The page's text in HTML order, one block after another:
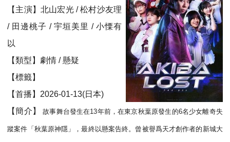
【主演】北山宏光 / 松村沙友理
/ 田邊桃子 / 宇垣美里 / 小慄有
以
【類型】劇情 / 懸疑
【標籤】
【首播】2026-01-13(日本)
【簡介】故事舞台發生在13年前，在東京秋葉原發生的6名少女離奇失
蹤案件「秋葉原神隱」，最終以懸案告終。曾被譽爲天才創作者的新城大